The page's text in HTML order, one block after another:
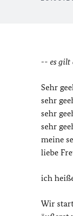
-- es gilt
Sehr
sehr
sehr
sehr
meine
liebe
ich
Wir